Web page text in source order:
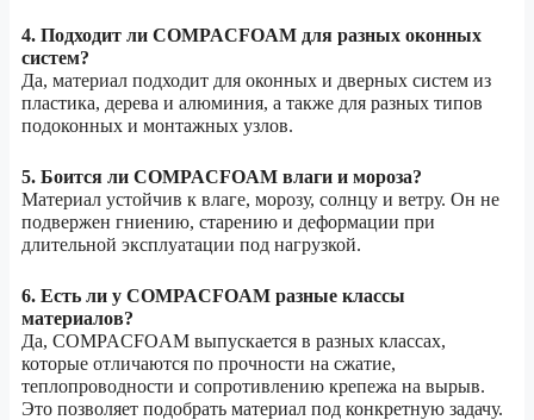
4. Подходит ли COMPACFOAM для разных оконных
систем?
Да, материал подходит для оконных и дверных систем из
пластика, дерева и алюминия, а также для разных типов
подоконных и монтажных узлов.
5. Боится ли COMPACFOAM влаги и мороза?
Материал устойчив к влаге, морозу, солнцу и ветру. Он не
подвержен гниению, старению и деформации при
длительной эксплуатации под нагрузкой.
6. Есть ли у COMPACFOAM разные классы
материалов?
Да, COMPACFOAM выпускается в разных классах,
которые отличаются по прочности на сжатие,
теплопроводности и сопротивлению крепежа на вырыв.
Это позволяет подобрать материал под конкретную задачу.